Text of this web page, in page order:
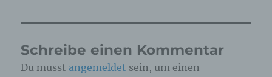
Schreibe einen Kommentar
Du musst angemeldet sein, um einen